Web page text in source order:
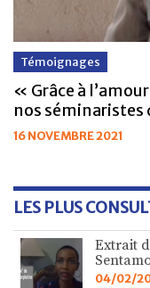
Témoignages
« Grâce à
nos séminaristes
16 NOVEMBRE 2021
LES PLUS
Extrait
04/02/